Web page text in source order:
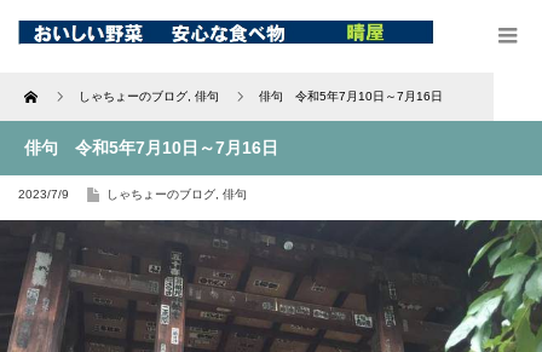
Home しゃちょーのブログ 俳句 俳句 令和5年7月10日～7月16日
俳句 令和5年7月10日～7月16日
2023/7/9 しゃちょーのブログ 俳句